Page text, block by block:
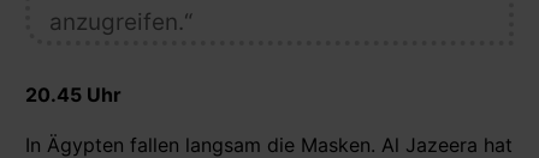
anzugreifen.“
20.45 Uhr
In Ägypten fallen langsam die Masken. Al Jazeera hat